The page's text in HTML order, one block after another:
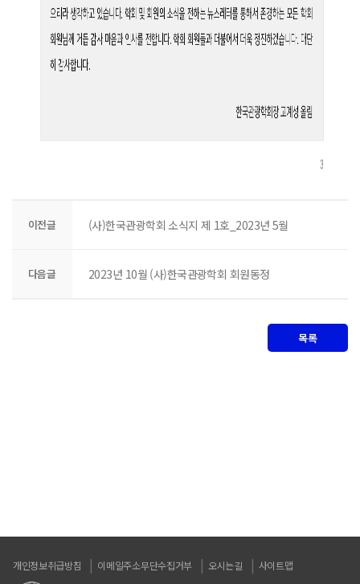
이전글 (사)한국관광학회 소식지 제 1호_2023년 5월
다음글 2023년 10월 (사)한국관광학회 회원동정
목록
개인정보취급방침 이메일주소무단수집거부 오시는길 사이트맵